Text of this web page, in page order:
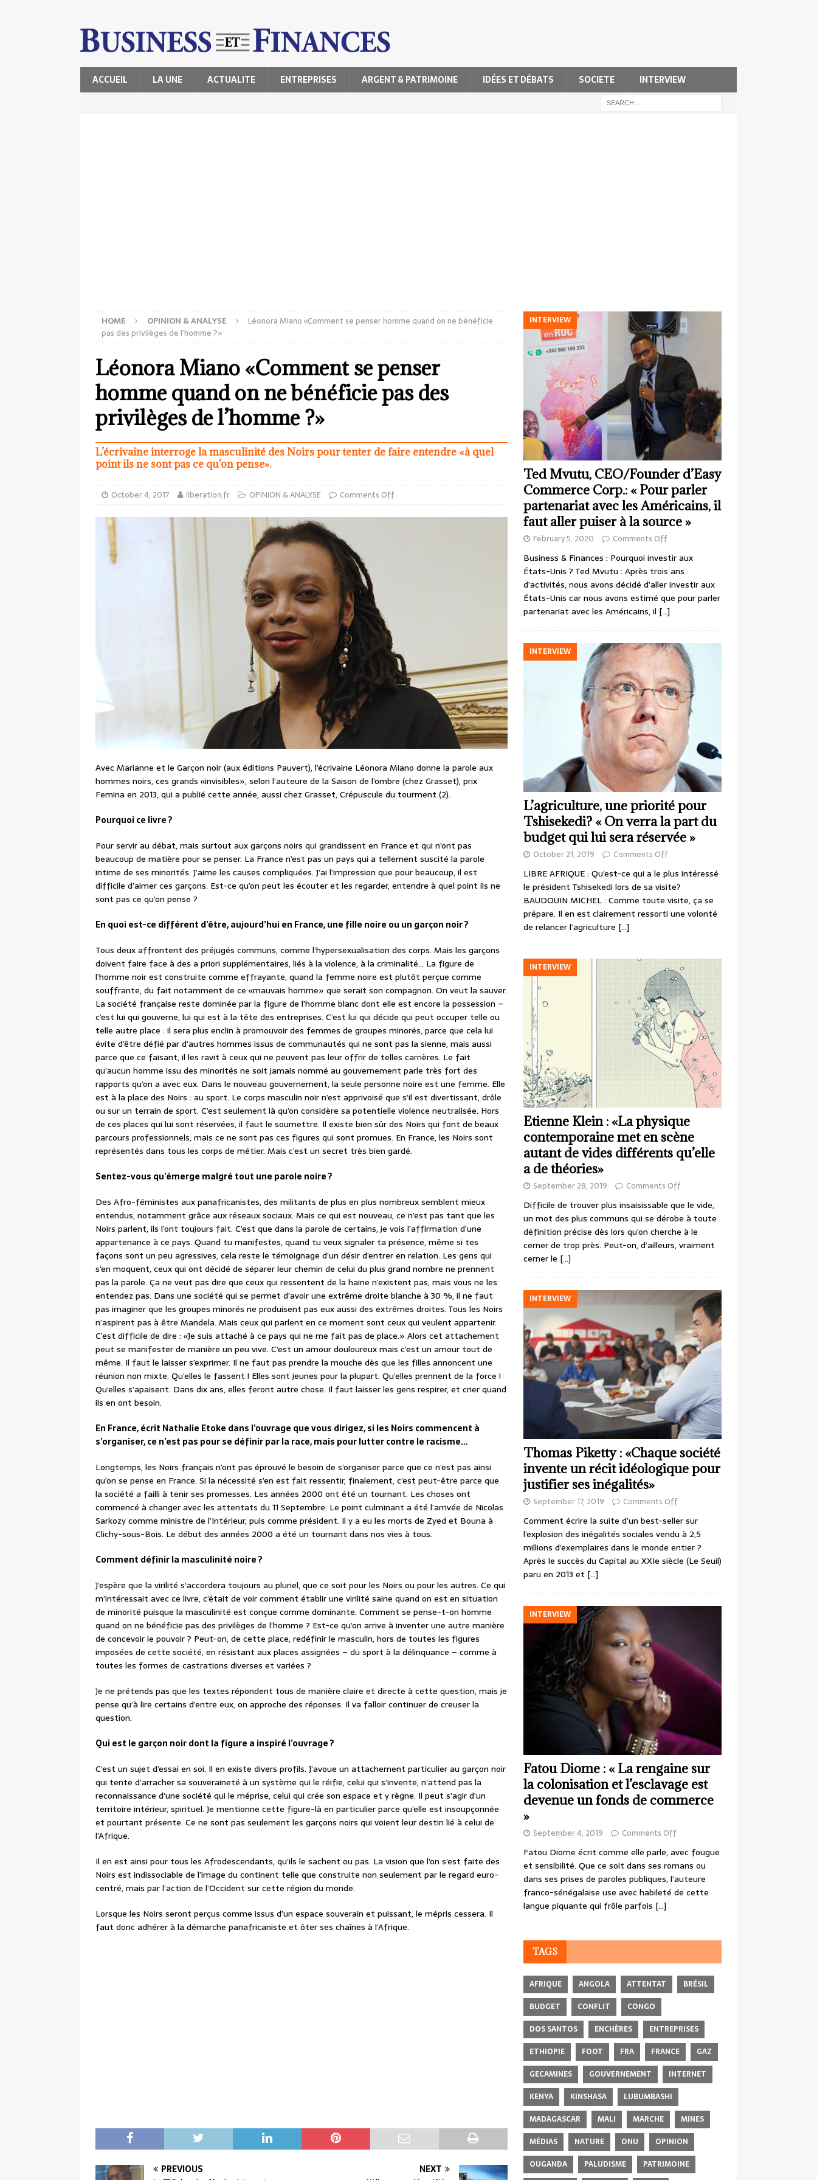
ACCUEIL LA UNE ACTUALITE ENTREPRISES ARGENT & PATRIMOINE IDÉES ET DÉBATS SOCIETE INTERVIEW
HOME OPINION & ANALYSE
Léonora Miano «Comment se penser homme quand on ne bénéficie
pas des privilèges de l’homme ?»
Léonora Miano «Comment se penser
homme quand on ne bénéficie pas des
privilèges de l’homme ?»
L’écrivaine interroge la masculinité des Noirs pour tenter de faire entendre «à quel
point ils ne sont pas ce qu’on pense».
October 4, 2017 liberation.fr OPINION & ANALYSE Comments Off
Avec Marianne et le Garçon noir (aux éditions Pauvert), l’écrivaine Léonora Miano donne la parole aux
hommes noirs, ces grands «invisibles», selon l’auteure de la Saison de l’ombre (chez Grasset), prix
Femina en 2013, qui a publié cette année, aussi chez Grasset, Crépuscule du tourment (2).
Pourquoi ce livre ?
Pour servir au débat, mais surtout aux garçons noirs qui grandissent en France et qui n’ont pas
beaucoup de matière pour se penser. La France n’est pas un pays qui a tellement suscité la parole
intime de ses minorités. J’aime les causes compliquées. J’ai l’impression que pour beaucoup, il est
difficile d’aimer ces garçons. Est-ce qu’on peut les écouter et les regarder, entendre à quel point ils ne
sont pas ce qu’on pense ?
En quoi est-ce différent d’être, aujourd’hui en France, une fille noire ou un garçon noir ?
Tous deux affrontent des préjugés communs, comme l’hypersexualisation des corps. Mais les garçons
doivent faire face à des a priori supplémentaires, liés à la violence, à la criminalité… La figure de
l’homme noir est construite comme effrayante, quand la femme noire est plutôt perçue comme
souffrante, du fait notamment de ce «mauvais homme» que serait son compagnon. On veut la sauver.
La société française reste dominée par la figure de l’homme blanc dont elle est encore la possession –
c’est lui qui gouverne, lui qui est à la tête des entreprises. C’est lui qui décide qui peut occuper telle ou
telle autre place : il sera plus enclin à promouvoir des femmes de groupes minorés, parce que cela lui
évite d’être défié par d’autres hommes issus de communautés qui ne sont pas la sienne, mais aussi
parce que ce faisant, il les ravit à ceux qui ne peuvent pas leur offrir de telles carrières. Le fait
qu’aucun homme issu des minorités ne soit jamais nommé au gouvernement parle très fort des
rapports qu’on a avec eux. Dans le nouveau gouvernement, la seule personne noire est une femme. Elle
est à la place des Noirs : au sport. Le corps masculin noir n’est apprivoisé que s’il est divertissant, drôle
ou sur un terrain de sport. C’est seulement là qu’on considère sa potentielle violence neutralisée. Hors
de ces places qui lui sont réservées, il faut le soumettre. Il existe bien sûr des Noirs qui font de beaux
parcours professionnels, mais ce ne sont pas ces figures qui sont promues. En France, les Noirs sont
représentés dans tous les corps de métier. Mais c’est un secret très bien gardé.
Sentez-vous qu’émerge malgré tout une parole noire ?
Des Afro-féministes aux panafricanistes, des militants de plus en plus nombreux semblent mieux
entendus, notamment grâce aux réseaux sociaux. Mais ce qui est nouveau, ce n’est pas tant que les
Noirs parlent, ils l’ont toujours fait. C’est que dans la parole de certains, je vois l’affirmation d’une
appartenance à ce pays. Quand tu manifestes, quand tu veux signaler ta présence, même si tes
façons sont un peu agressives, cela reste le témoignage d’un désir d’entrer en relation. Les gens qui
s’en moquent, ceux qui ont décidé de séparer leur chemin de celui du plus grand nombre ne prennent
pas la parole. Ça ne veut pas dire que ceux qui ressentent de la haine n’existent pas, mais vous ne les
entendez pas. Dans une société qui se permet d’avoir une extrême droite blanche à 30 %, il ne faut
pas imaginer que les groupes minorés ne produisent pas eux aussi des extrêmes droites. Tous les Noirs
n’aspirent pas à être Mandela. Mais ceux qui parlent en ce moment sont ceux qui veulent appartenir.
C’est difficile de dire : «Je suis attaché à ce pays qui ne me fait pas de place.» Alors cet attachement
peut se manifester de manière un peu vive. C’est un amour douloureux mais c’est un amour tout de
même. Il faut le laisser s’exprimer. Il ne faut pas prendre la mouche dès que les filles annoncent une
réunion non mixte. Qu’elles le fassent ! Elles sont jeunes pour la plupart. Qu’elles prennent de la force !
Qu’elles s’apaisent. Dans dix ans, elles feront autre chose. Il faut laisser les gens respirer, et crier quand
ils en ont besoin.
En France, écrit Nathalie Etoke dans l’ouvrage que vous dirigez, si les Noirs commencent à
s’organiser, ce n’est pas pour se définir par la race, mais pour lutter contre le racisme…
Longtemps, les Noirs français n’ont pas éprouvé le besoin de s’organiser parce que ce n’est pas ainsi
qu’on se pense en France. Si la nécessité s’en est fait ressentir, finalement, c’est peut-être parce que
la société a failli à tenir ses promesses. Les années 2000 ont été un tournant. Les choses ont
commencé à changer avec les attentats du 11 Septembre. Le point culminant a été l’arrivée de Nicolas
Sarkozy comme ministre de l’Intérieur, puis comme président. Il y a eu les morts de Zyed et Bouna à
Clichy-sous-Bois. Le début des années 2000 a été un tournant dans nos vies à tous.
Comment définir la masculinité noire ?
J’espère que la virilité s’accordera toujours au pluriel, que ce soit pour les Noirs ou pour les autres. Ce qui
m’intéressait avec ce livre, c’était de voir comment établir une virilité saine quand on est en situation
de minorité puisque la masculinité est conçue comme dominante. Comment se pense-t-on homme
quand on ne bénéficie pas des privilèges de l’homme ? Est-ce qu’on arrive à inventer une autre manière
de concevoir le pouvoir ? Peut-on, de cette place, redéfinir le masculin, hors de toutes les figures
imposées de cette société, en résistant aux places assignées – du sport à la délinquance – comme à
toutes les formes de castrations diverses et variées ?
Je ne prétends pas que les textes répondent tous de manière claire et directe à cette question, mais je
pense qu’à lire certains d’entre eux, on approche des réponses. Il va falloir continuer de creuser la
question.
Qui est le garçon noir dont la figure a inspiré l’ouvrage ?
C’est un sujet d’essai en soi. Il en existe divers profils. J’avoue un attachement particulier au garçon noir
qui tente d’arracher sa souveraineté à un système qui le réifie, celui qui s’invente, n’attend pas la
reconnaissance d’une société qui le méprise, celui qui crée son espace et y règne. Il peut s’agir d’un
territoire intérieur, spirituel. Je mentionne cette figure-là en particulier parce qu’elle est insoupçonnée
et pourtant présente. Ce ne sont pas seulement les garçons noirs qui voient leur destin lié à celui de
l’Afrique.
Il en est ainsi pour tous les Afrodescendants, qu’ils le sachent ou pas. La vision que l’on s’est faite des
Noirs est indissociable de l’image du continent telle que construite non seulement par le regard euro-
centré, mais par l’action de l’Occident sur cette région du monde.
Lorsque les Noirs seront perçus comme issus d’un espace souverain et puissant, le mépris cessera. Il
faut donc adhérer à la démarche panafricaniste et ôter ses chaînes à l’Afrique.
PREVIOUS NEXT
INTERVIEW
Ted Mvutu, CEO/Founder d’Easy
Commerce Corp.: « Pour parler
partenariat avec les Américains, il
faut aller puiser à la source »
February 5, 2020 Comments Off
Business & Finances : Pourquoi investir aux
États-Unis ? Ted Mvutu : Après trois ans
d’activités, nous avons décidé d’aller investir aux
États-Unis car nous avons estimé que pour parler
partenariat avec les Américains, il […]
INTERVIEW
L’agriculture, une priorité pour
Tshisekedi? « On verra la part du
budget qui lui sera réservée »
October 21, 2019 Comments Off
LIBRE AFRIQUE : Qu’est-ce qui a le plus intéressé
le président Tshisekedi lors de sa visite?
BAUDOUIN MICHEL : Comme toute visite, ça se
prépare. Il en est clairement ressorti une volonté
de relancer l’agriculture […]
INTERVIEW
Etienne Klein : «La physique
contemporaine met en scène
autant de vides différents qu’elle
a de théories»
September 28, 2019 Comments Off
Difficile de trouver plus insaisissable que le vide,
un mot des plus communs qui se dérobe à toute
définition précise dès lors qu’on cherche à le
cerner de trop près. Peut-on, d’ailleurs, vraiment
cerner le […]
INTERVIEW
Thomas Piketty : «Chaque société
invente un récit idéologique pour
justifier ses inégalités»
September 17, 2019 Comments Off
Comment écrire la suite d’un best-seller sur
l’explosion des inégalités sociales vendu à 2,5
millions d’exemplaires dans le monde entier ?
Après le succès du Capital au XXIe siècle (Le Seuil)
paru en 2013 et […]
INTERVIEW
Fatou Diome : « La rengaine sur
la colonisation et l’esclavage est
devenue un fonds de commerce
»
September 4, 2019 Comments Off
Fatou Diome écrit comme elle parle, avec fougue
et sensibilité. Que ce soit dans ses romans ou
dans ses prises de paroles publiques, l’auteure
franco-sénégalaise use avec habileté de cette
langue piquante qui frôle parfois […]
TAGS
AFRIQUE ANGOLA ATTENTAT
BRÉSIL
BUDGET
CONFLIT
CONGO
DOS SANTOS
ENCHÈRES
ENTREPRISES
ETHIOPIE
FOOT FRA FRANCE
GAZ
GECAMINES
GOUVERNEMENT
INTERNET
KENYA
KINSHASA
LUBUMBASHI
MADAGASCAR
MALI MARCHE
MINES
MÉDIAS
NATURE ONU
OPINION
OUGANDA
PALUDISME PATRIMOINE